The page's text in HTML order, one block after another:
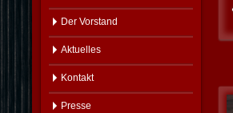
Der Vorstand
Aktuelles
Kontakt
Presse